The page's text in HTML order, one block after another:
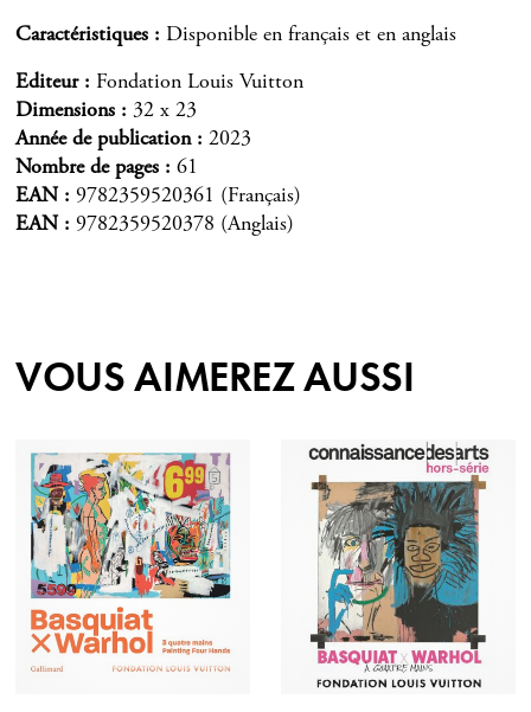
Caractéristiques
Disponible en français et en anglais
Editeur
Fondation Louis Vuitton
Dimensions
32 x 23
Année de publication
2023
Nombre de pages
61
EAN
9782359520361 (Français)
EAN
9782359520378 (Anglais)
VOUS AIMEREZ AUSSI